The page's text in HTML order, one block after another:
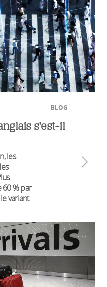
BLOG
s'est-il
les
60 % par
variant